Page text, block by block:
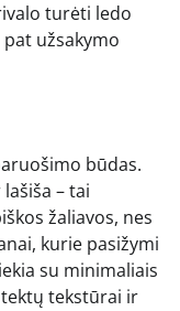
turėti ledo
užsakymo
būdas.
– tai
žaliavos, nes
kurie pasižymi
su minimaliais
tekstūrai ir